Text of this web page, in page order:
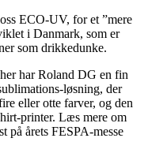
ECO-UV, for et ”mere
i Danmark, som er
som drikkedunke.
har Roland DG en fin
løsning, der
eller otte farver, og den
printer. Læs mere om
på årets FESPA-messe